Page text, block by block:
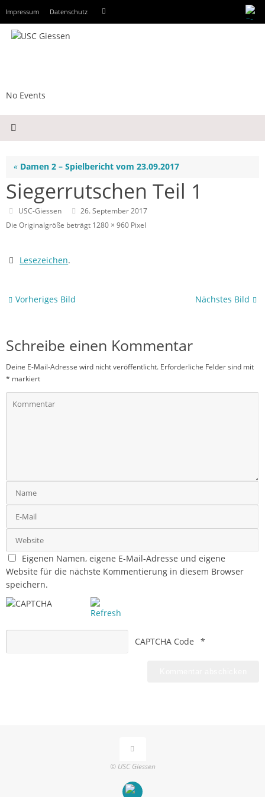
Inhalt
springen
Impressum Datenschutz Suchen
No Events
« Damen 2 – Spielbericht vom 23.09.2017
Siegerrutschen Teil 1
USC-Giessen
26. September 2017
Die Originalgröße beträgt 1280 × 960 Pixel
Lesezeichen.
Vorheriges Bild Nächstes Bild
Schreibe einen Kommentar
Deine E-Mail-Adresse wird nicht veröffentlicht. Erforderliche Felder sind mit
* markiert
Eigenen Namen, eigene E-Mail-Adresse und eigene
Website für die nächste Kommentierung in diesem Browser
speichern.
CAPTCHA Code *
© USC Giessen